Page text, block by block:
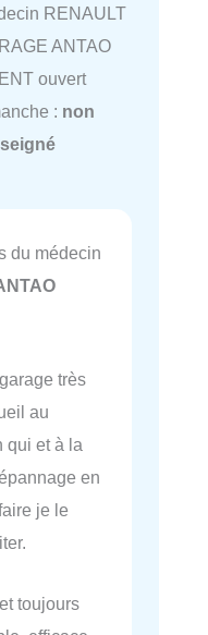
RENAULT
ANTAO
ouvert
: non
du médecin
très
au
qui et à la
en
je le
toujours